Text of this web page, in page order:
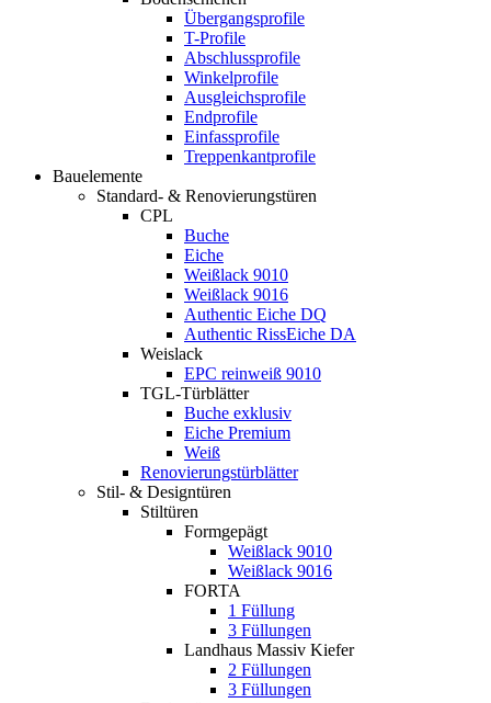
Übergangsprofile
T-Profile
Abschlussprofile
Winkelprofile
Ausgleichsprofile
Endprofile
Einfassprofile
Treppenkantprofile
Bauelemente
Standard- & Renovierungstüren
CPL
Buche
Eiche
Weißlack 9010
Weißlack 9016
Authentic Eiche DQ
Authentic RissEiche DA
Weislack
EPC reinweiß 9010
TGL-Türblätter
Buche exklusiv
Eiche Premium
Weiß
Renovierungstürblätter
Stil- & Designtüren
Stiltüren
Formgepägt
Weißlack 9010
Weißlack 9016
FORTA
1 Füllung
3 Füllungen
Landhaus Massiv Kiefer
2 Füllungen
3 Füllungen